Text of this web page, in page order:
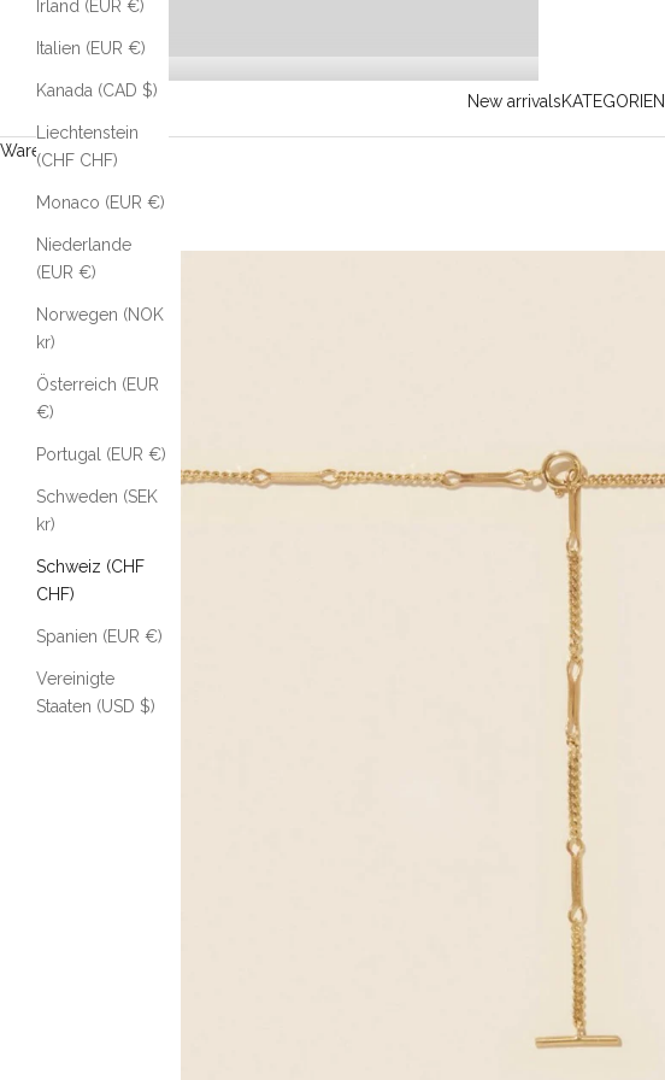
New arrivalsKATEGORIEN
Irland (EUR €)
Italien (EUR €)
Kanada (CAD $)
Liechtenstein
(CHF CHF)
Monaco (EUR €)
Niederlande
(EUR €)
Norwegen (NOK
kr)
Österreich (EUR
€)
Portugal (EUR €)
Schweden (SEK
kr)
Schweiz (CHF
CHF)
Spanien (EUR €)
Vereinigte
Staaten (USD $)
Warenkorb